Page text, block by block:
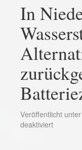
In
Veröffentlicht unter
deaktiviert